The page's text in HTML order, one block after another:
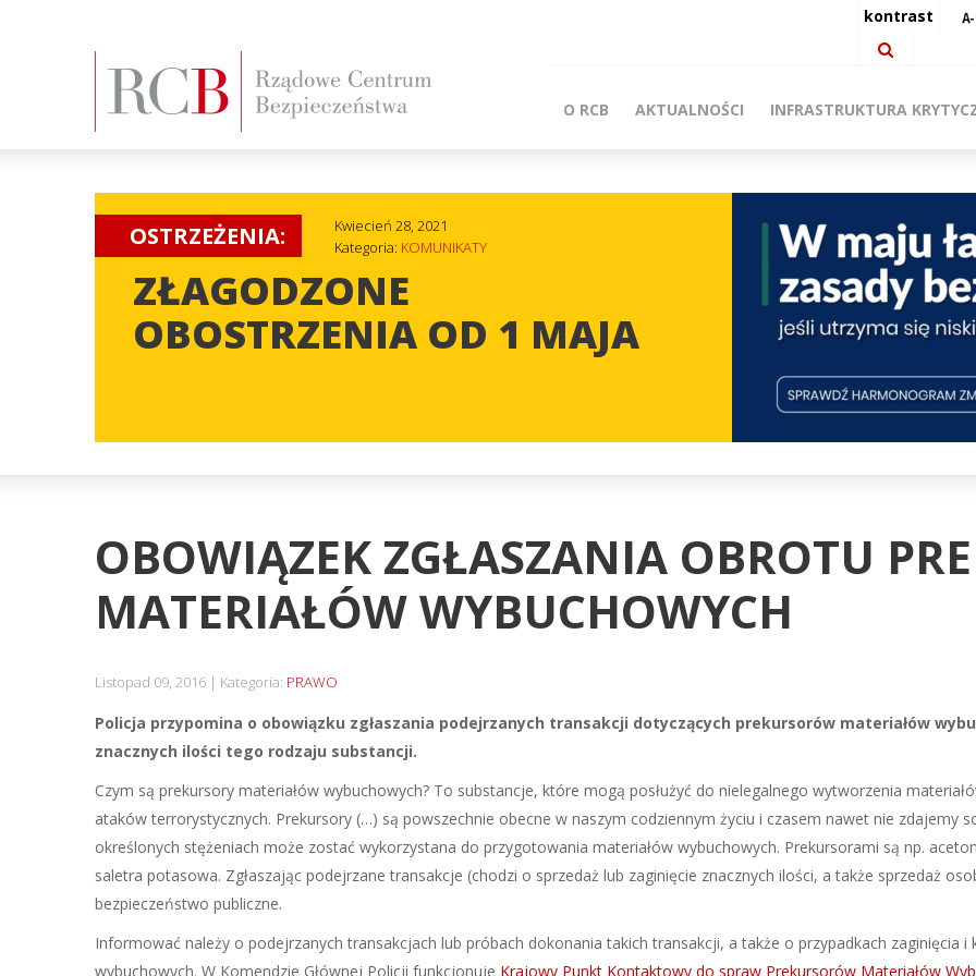
kontrast
O RCB AKTUALNOŚCI INFRASTRUKTURA
OSTRZEŻENIA:
Kwiecień 28, 2021
Kategoria: KOMUNIKATY
ZŁAGODZONE
OBOSTRZENIA OD 1 MAJA
OBOWIĄZEK ZGŁASZANIA OBROTU
MATERIAŁÓW WYBUCHOWYCH
Listopad 09, 2016 Kategoria: PRAWO
Policja przypomina o obowiązku zgłaszania podejrzanych transakcji dotyczących prekursorów materiałów
znacznych ilości tego rodzaju substancji.
Czym są prekursory materiałów wybuchowych? To substancje, które mogą posłużyć do nielegalnego wytworzenia
ataków terrorystycznych. Prekursory (…) są powszechnie obecne w naszym codziennym życiu i czasem nawet nie zdajemy
określonych stężeniach może zostać wykorzystana do przygotowania materiałów wybuchowych. Prekursorami są np.
saletra potasowa. Zgłaszając podejrzane transakcje (chodzi o sprzedaż lub zaginięcie znacznych ilości, a także sprzedaż
bezpieczeństwo publiczne.
Informować należy o podejrzanych transakcjach lub próbach dokonania takich transakcji, a także o przypadkach zaginięcia
wybuchowych. W Komendzie Głównej Policji funkcjonuje Krajowy Punkt Kontaktowy do spraw Prekursorów Materiałów